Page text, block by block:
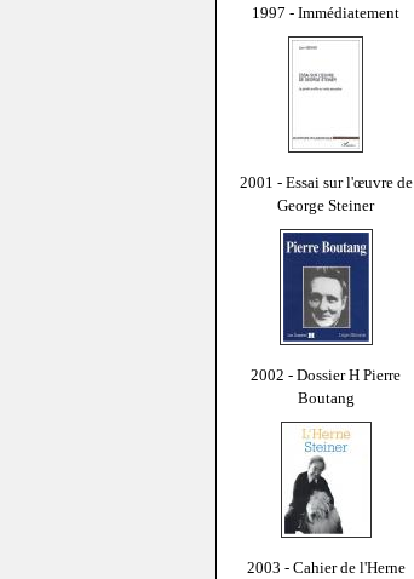
1997 - Immédiatement
2001 - Essai sur l'œuvre de
George Steiner
2002 - Dossier H Pierre
Boutang
2003 - Cahier de l'Herne